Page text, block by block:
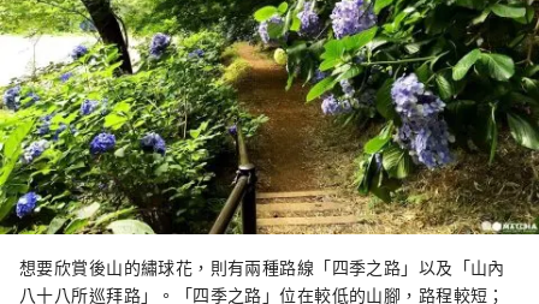
想要欣賞後山的繡球花，則有兩種路線「四季之路」以及「山內
八十八所巡拜路」。「四季之路」位在較低的山腳，路程較短；